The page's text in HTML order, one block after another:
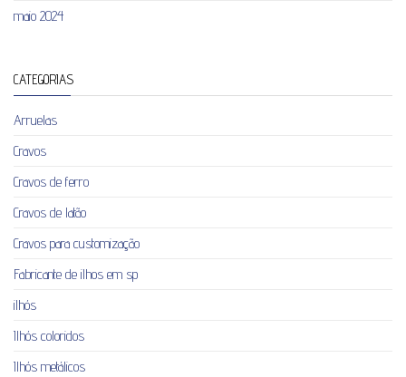
maio 2024
CATEGORIAS
Arruelas
Cravos
Cravos de ferro
Cravos de latão
Cravos para customização
Fabricante de ilhos em sp
ilhós
Ilhós coloridos
Ilhós metálicos